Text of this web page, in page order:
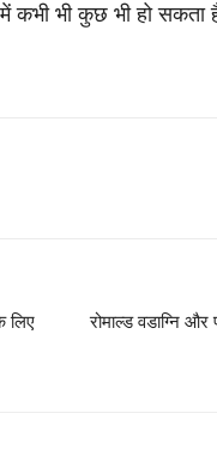
कभी भी कुछ भी हो सकता
लिए
रोमाल्ड वडाग्नि और